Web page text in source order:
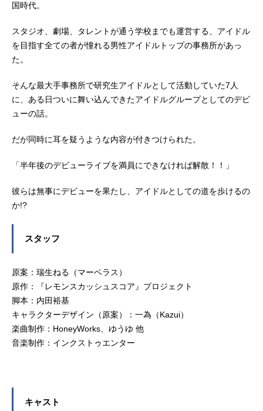
国時代。
スタジオ、劇場、タレントが通う学校までも運営する、アイドル
を目指す全ての者が憧れる男性アイドルトップの事務所があっ
た。
そんな最大手事務所で研究生アイドルとして活動していた7人
に、ある日ついに舞い込んできたアイドルグループとしてのデビ
ューの話。
だが同時に耳を疑うような内容が付きつけられた。
「半年後のデビューライブを満員にできなければ解散！！」
彼らは無事にデビューを果たし、アイドルとしての道を歩けるの
か!?
スタッフ
原案：瑞生ねる（マーベラス）
原作：『レモンスカッシュスコア』プロジェクト
脚本：内田裕基
キャラクターデザイン（原案）：一為（Kazui）
楽曲制作：HoneyWorks、ゆうゆ 他
音楽制作：インクストゥエンター
キャスト